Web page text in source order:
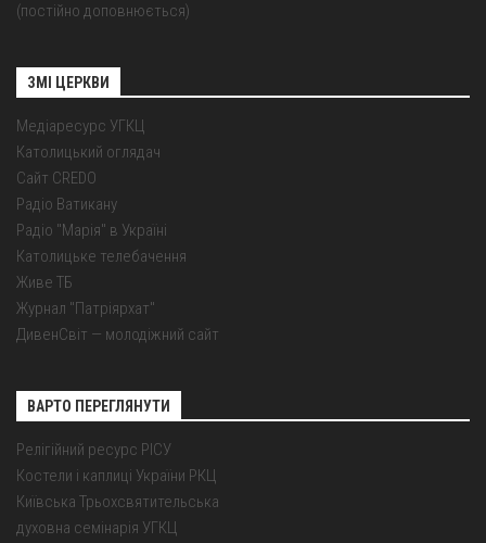
(постійно доповнюється)
ЗМІ ЦЕРКВИ
Медіаресурс УГКЦ
Католицький оглядач
Сайт CREDO
Радіо Ватикану
Радіо "Марія" в Україні
Католицьке телебачення
Живе ТБ
Журнал "Патріярхат"
ДивенСвіт — молодіжний сайт
ВАРТО ПЕРЕГЛЯНУТИ
Релігійний ресурс РІСУ
Костели і каплиці України РКЦ
Київська Трьохсвятительська
духовна семінарія УГКЦ